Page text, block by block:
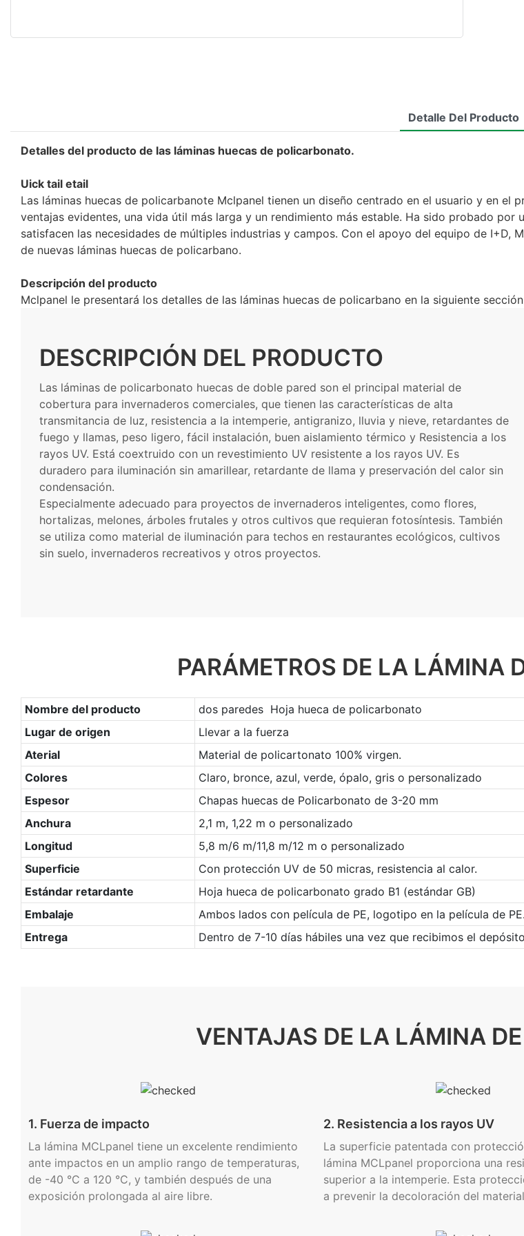
Detalle Del Producto
Detalles del producto de las láminas huecas de policarbonato.
Uick tail etail
Las láminas huecas de policarbanote Mclpanel tienen un diseño centrado en el usuario y en
ventajas evidentes, una vida útil más larga y un rendimiento más estable. Ha sido probado
satisfacen las necesidades de múltiples industrias y campos. Con el apoyo del equipo de I+D,
de nuevas láminas huecas de policarbano.
Descripción del producto
Mclpanel le presentará los detalles de las láminas huecas de policarbano en la siguiente
DESCRIPCIÓN DEL PRODUCTO
Las láminas de policarbonato huecas de doble pared son el principal material de
cobertura para invernaderos comerciales, que tienen las características de alta
transmitancia de luz, resistencia a la intemperie, antigranizo, lluvia y nieve, retardantes de
fuego y llamas, peso ligero, fácil instalación, buen aislamiento térmico y Resistencia a los
rayos UV. Está coextruido con un revestimiento UV resistente a los rayos UV. Es
duradero para iluminación sin amarillear, retardante de llama y preservación del calor sin
condensación.
Especialmente adecuado para proyectos de invernaderos inteligentes, como flores,
hortalizas, melones, árboles frutales y otros cultivos que requieran fotosíntesis. También
se utiliza como material de iluminación para techos en restaurantes ecológicos, cultivos
sin suelo, invernaderos recreativos y otros proyectos.
PARÁMETROS DE LA LÁMINA
Nombre del producto
dos paredes Hoja hueca de policarbonato
Lugar de origen
Llevar a la fuerza
Aterial
Material de policartonato 100% virgen.
Colores
Claro, bronce, azul, verde, ópalo, gris o personalizado
Espesor
Chapas huecas de Policarbonato de 3-20 mm
Anchura
2,1 m, 1,22 m o personalizado
Longitud
5,8 m/6 m/11,8 m/12 m o personalizado
Superficie
Con protección UV de 50 micras, resistencia al calor.
Estándar retardante
Hoja hueca de policarbonato grado B1 (estándar GB)
Embalaje
Ambos lados con película de PE, logotipo en la película de
Entrega
Dentro de 7-10 días hábiles una vez que recibimos el
VENTAJAS DE LA LÁMINA
1. Fuerza de impacto
La lámina MCLpanel tiene un excelente rendimiento
ante impactos en un amplio rango de temperaturas,
de -40 °C a 120 °C, y también después de una
exposición prolongada al aire libre.
2. Resistencia a los rayos UV
La superficie patentada con
lámina MCLpanel proporciona una
superior a la intemperie. Esta
a prevenir la decoloración del